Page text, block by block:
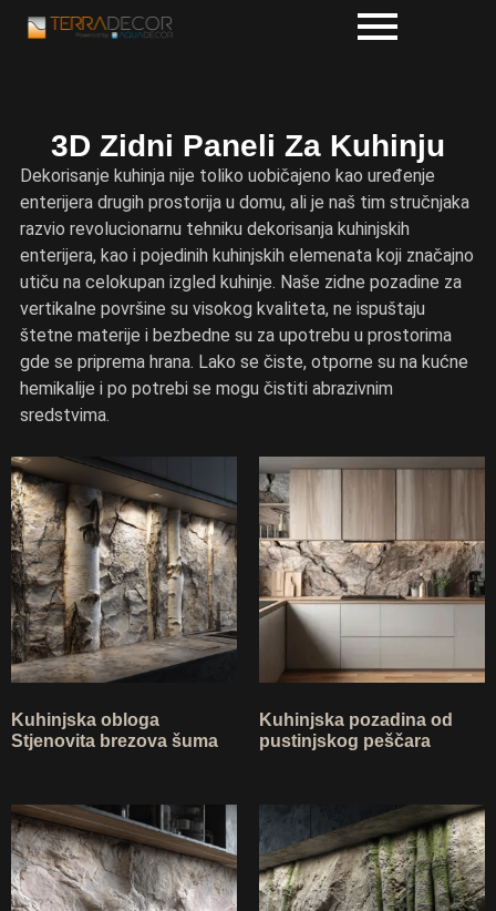
3D Zidni Paneli Za Kuhinju
Dekorisanje kuhinja nije toliko uobičajeno kao uređenje
enterijera drugih prostorija u domu, ali je naš tim stručnjaka
razvio revolucionarnu tehniku dekorisanja kuhinjskih
enterijera, kao i pojedinih kuhinjskih elemenata koji značajno
utiču na celokupan izgled kuhinje. Naše zidne pozadine za
vertikalne površine su visokog kvaliteta, ne ispuštaju
štetne materije i bezbedne su za upotrebu u prostorima
gde se priprema hrana. Lako se čiste, otporne su na kućne
hemikalije i po potrebi se mogu čistiti abrazivnim
sredstvima.
Kuhinjska obloga
Stjenovita brezova šuma
Kuhinjska pozadina od
pustinjskog peščara